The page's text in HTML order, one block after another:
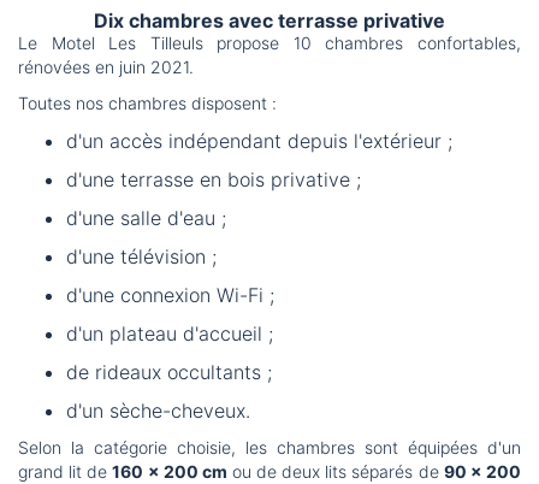
Dix chambres avec terrasse privative
Le Motel Les Tilleuls propose 10 chambres confortables,
rénovées en juin 2021.
Toutes nos chambres disposent :
d'un accès indépendant depuis l'extérieur ;
d'une terrasse en bois privative ;
d'une salle d'eau ;
d'une télévision ;
d'une connexion Wi-Fi ;
d'un plateau d'accueil ;
de rideaux occultants ;
d'un sèche-cheveux.
Selon la catégorie choisie, les chambres sont équipées d'un
grand lit de160 × 200 cm ou de deux lits séparés de 90 × 200